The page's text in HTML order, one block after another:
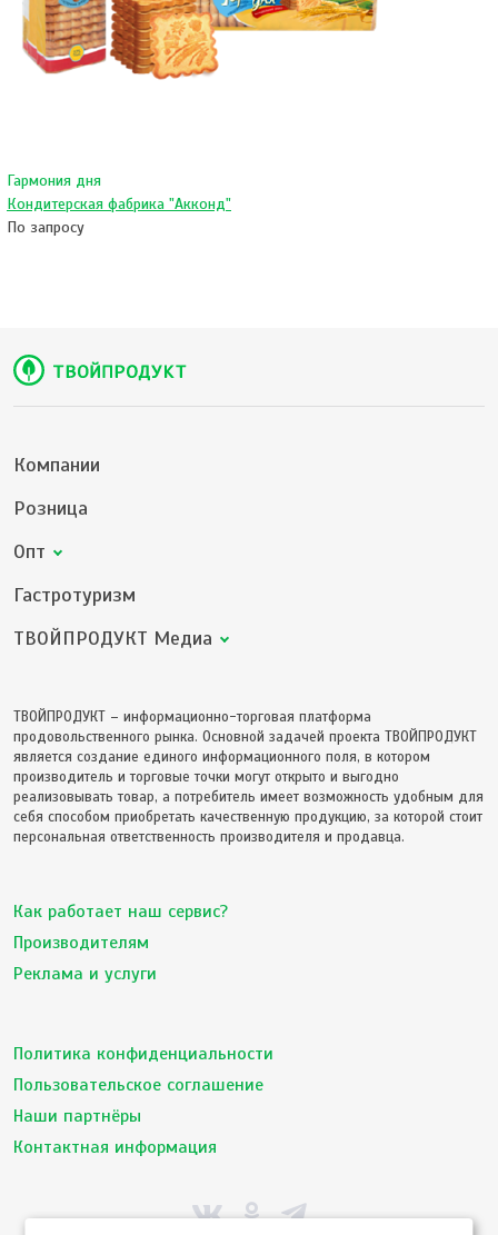
Гармония дня
Кондитерская фабрика "Акконд"
По запросу
Компании
Розница
Опт
Гастротуризм
ТВОЙПРОДУКТ Медиа
ТВОЙПРОДУКТ – информационно-торговая платформа
продовольственного рынка. Основной задачей проекта ТВОЙПРОДУКТ
является создание единого информационного поля, в котором
производитель и торговые точки могут открыто и выгодно
реализовывать товар, а потребитель имеет возможность удобным для
себя способом приобретать качественную продукцию, за которой стоит
персональная ответственность производителя и продавца.
Как работает наш сервис?
Производителям
Реклама и услуги
Политика конфиденциальности
Пользовательское соглашение
Наши партнёры
Контактная информация